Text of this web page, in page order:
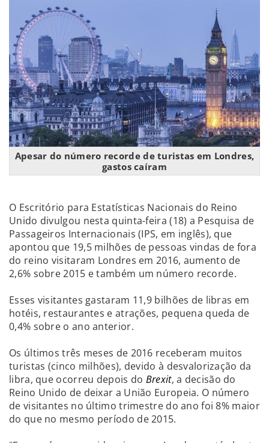
Apesar do número recorde de turistas em Londres,
gastos caíram
O Escritório para Estatísticas Nacionais do Reino
Unido divulgou nesta quinta-feira (18) a Pesquisa de
Passageiros Internacionais (IPS, em inglês), que
apontou que 19,5 milhões de pessoas vindas de fora
do reino visitaram Londres em 2016, aumento de
2,6% sobre 2015 e também um número recorde.
Esses visitantes gastaram 11,9 bilhões de libras em
hotéis, restaurantes e atrações, pequena queda de
0,4% sobre o ano anterior.
Os últimos três meses de 2016 receberam muitos
turistas (cinco milhões), devido à desvalorização da
libra, que ocorreu depois do Brexit, a decisão do
Reino Unido de deixar a União Europeia. O número
de visitantes no último trimestre do ano foi 8% maior
do que no mesmo período de 2015.